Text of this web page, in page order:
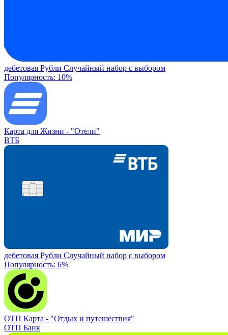
дебетовая Рубли Случайный набор с выбором
Популярность: 10%
Карта для Жизни - "Отели"
ВТБ
дебетовая Рубли Случайный набор с выбором
Популярность: 6%
ОТП Карта - "Отдых и путешествия"
ОТП Банк